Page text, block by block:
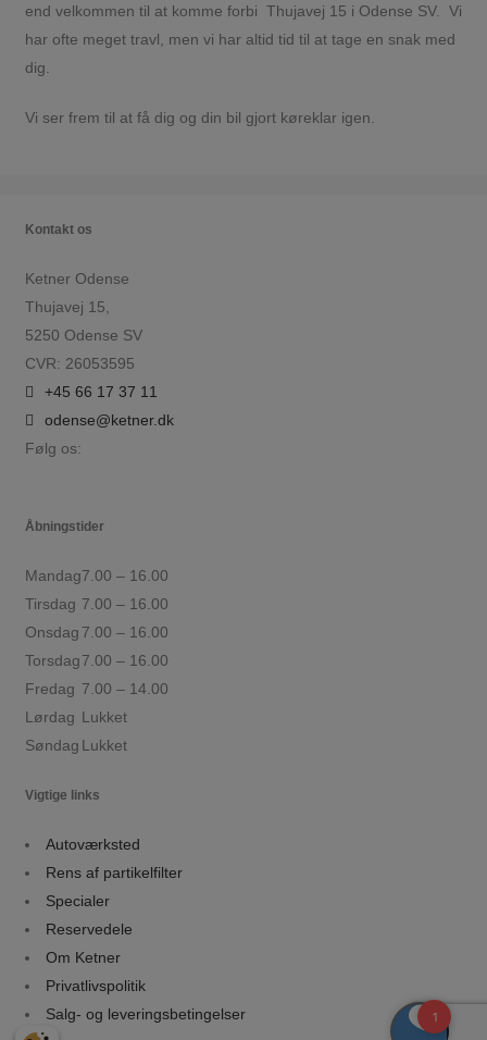
end velkommen til at komme forbi Thujavej 15 i Odense SV.
Vi
har ofte meget travl, men vi har altid tid til at tage en snak med
dig.
Vi ser frem til at få dig og din bil gjort køreklar igen.
Kontakt os
Ketner Odense
Thujavej 15,
5250 Odense SV
CVR: 26053595
+45 66 17 37 11
odense@ketner.dk
Følg os:
Åbningstider
Mandag7.00 – 16.00
Tirsdag 7.00 – 16.00
Onsdag 7.00 – 16.00
Torsdag7.00 – 16.00
Fredag 7.00 – 14.00
Lørdag Lukket
Søndag Lukket
Vigtige links
Autoværksted
Rens af partikelfilter
Specialer
Reservedele
Om Ketner
Privatlivspolitik
Salg- og leveringsbetingelser